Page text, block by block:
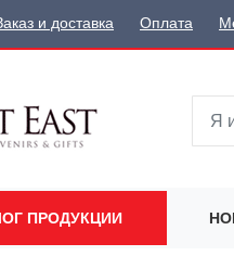
и доставка Оплата
ПРОДУКЦИИ